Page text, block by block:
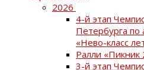
2026
4-й этап
Петербурга
«Нево-класс
Ралли «Пикник
3-й этап